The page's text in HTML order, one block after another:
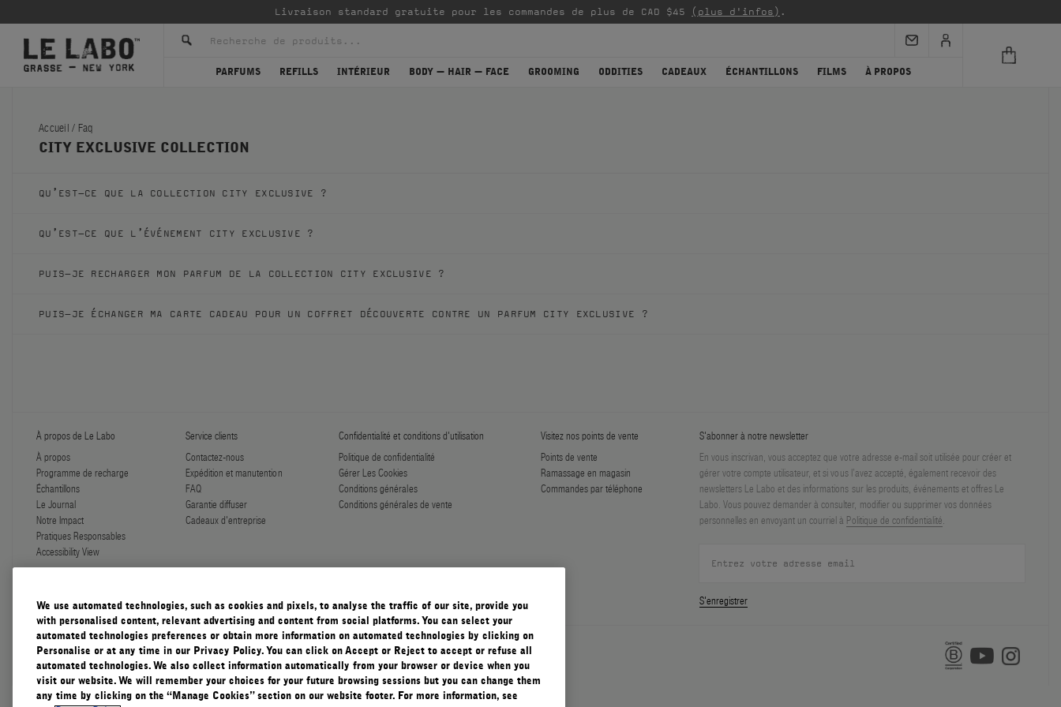
Livraison standard gratuite pour les commandes de plus de CAD $45 (plus d'infos) .
PARFUMS REFILLS INTÉRIEUR BODY — HAIR — FACE GROOMING ODDITIES CADEAUX ÉCHANTILLONS FILMS À PROPOS
Accueil/ Faq
CITY EXCLUSIVE COLLECTION
QU’EST-CE QUE LA COLLECTION CITY EXCLUSIVE ?
QU’EST-CE QUE L’ÉVÉNEMENT CITY EXCLUSIVE ?
PUIS-JE RECHARGER MON PARFUM DE LA COLLECTION CITY EXCLUSIVE ?
PUIS-JE ÉCHANGER MA CARTE CADEAU POUR UN COFFRET DÉCOUVERTE CONTRE UN PARFUM CITY EXCLUSIVE ?
À propos de Le Labo
À propos
Programme de recharge
Échantillons
Le Journal
Notre Impact
Pratiques Responsables
Accessibility View
Service clients
Contactez-nous
Expédition et manutention
FAQ
Garantie diffuser
Cadeaux d'entreprise
Confidentialité et conditions d'utilisation
Politique de confidentialité
Gérer Les Cookies
Conditions générales
Conditions générales de vente
Visitez nos points de vente
Points de vente
Ramassage en magasin
Commandes par téléphone
S'abonner à notre newsletter
En vous inscrivan, vous acceptez que votre adresse e-mail soit utilisée pour créer et
gérer votre compte utilisateur, et si vous l’avez accepté, également recevoir des
newsletters Le Labo et des informations sur les produits, événements et offres Le
Labo. Vous pouvez demander à consulter, modifier ou supprimer vos données
personnelles en envoyant un courriel à Politique de confidentialité
S'enregistrer
Canada
We use automated technologies, such as cookies and pixels, to analyse the traffic of our site, provide you
with personalised content, relevant advertising and content from social platforms. You can select your
automated technologies preferences or obtain more information on automated technologies by clicking on
Personalise or at any time in our Privacy Policy. You can click on Accept or Reject to accept or refuse all
automated technologies. We also collect information automatically from your browser or device when you
visit our website. We will remember your choices for your future browsing sessions but you can change them
any time by clicking on the “Manage Cookies” section on our website footer. For more information, see